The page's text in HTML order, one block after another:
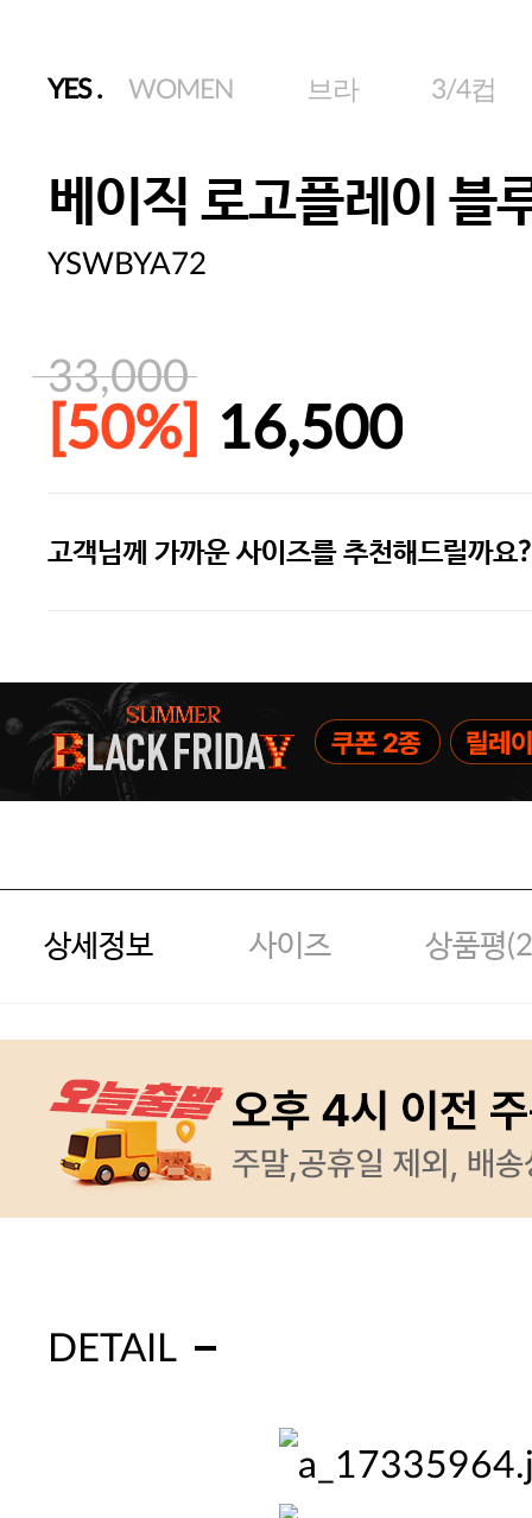
YES. WOMEN 브라 3/4컵
베이직 로고플레이 블
YSWBYA72
33,000
[50%] 16,500
주말특가 20%(8.7~8.9)/5만원 이
[썸머블프] 2만원 할인 쿠폰(8.1~31)
고객님께 가까운 사이즈를 추천해드릴까요?
상세정보 사이즈 상품평(2
DETAIL